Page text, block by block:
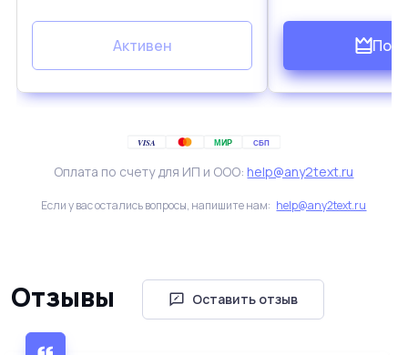
Активен
VISA МИР СБП
Оплата по счету для ИП и ООО: help@any2text.ru
Если у вас остались вопросы, напишите нам: help@any2text.ru
Отзывы Оставить отзыв